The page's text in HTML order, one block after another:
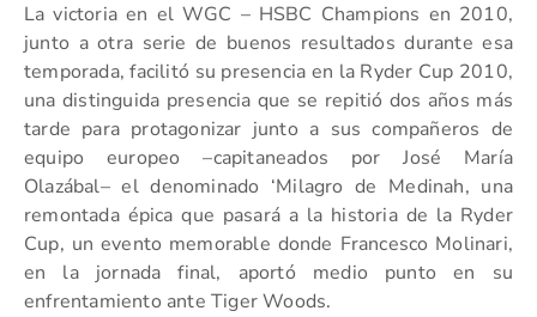
La victoria en el WGC – HSBC Champions en 2010,
junto a otra serie de buenos resultados durante esa
temporada, facilitó su presencia en la Ryder Cup 2010,
una distinguida presencia que se repitió dos años más
tarde para protagonizar junto a sus compañeros de
equipo europeo –capitaneados por José María
Olazábal– el denominado ‘Milagro de Medinah, una
remontada épica que pasará a la historia de la Ryder
Cup, un evento memorable donde Francesco Molinari,
en la jornada final, aportó medio punto en su
enfrentamiento ante Tiger Woods.